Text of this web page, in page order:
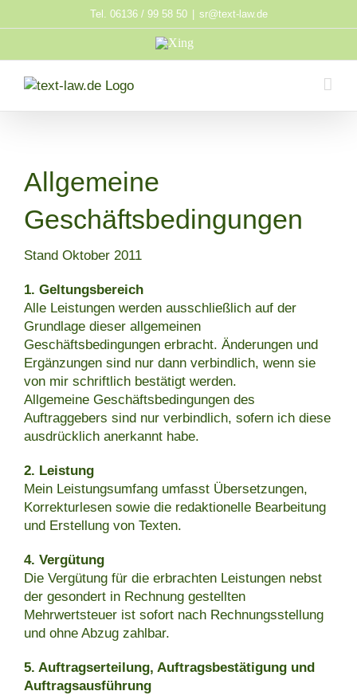
Inhalt
Tel. 06136 / 99 58 50 sr@text-law.de
Xing
Allgemeine
Geschäftsbedingungen
Stand Oktober 2011
1. Geltungsbereich
Alle Leistungen werden ausschließlich auf der
Grundlage dieser allgemeinen
Geschäftsbedingungen erbracht. Änderungen und
Ergänzungen sind nur dann verbindlich, wenn sie
von mir schriftlich bestätigt werden.
Allgemeine Geschäftsbedingungen des
Auftraggebers sind nur verbindlich, sofern ich diese
ausdrücklich anerkannt habe.
2. Leistung
Mein Leistungsumfang umfasst Übersetzungen,
Korrekturlesen sowie die redaktionelle Bearbeitung
und Erstellung von Texten.
4. Vergütung
Die Vergütung für die erbrachten Leistungen nebst
der gesondert in Rechnung gestellten
Mehrwertsteuer ist sofort nach Rechnungsstellung
und ohne Abzug zahlbar.
5. Auftragserteilung, Auftragsbestätigung und
Auftragsausführung